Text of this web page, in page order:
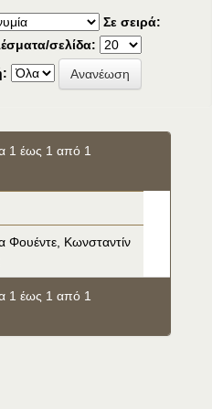
Σε σειρά:
σελίδα:
1 έως 1 από 1
Φουέντε, Κωνσταντίν
1 έως 1 από 1